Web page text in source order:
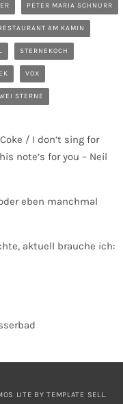
PETER MARIA SCHNURR
AM KAMIN
STERNEKOCH
VOX
STERNE
/ I don’t sing for
note’s for you – Neil
eben manchmal
aktuell brauche ich:
LITE BYTEMPLATE SELL.